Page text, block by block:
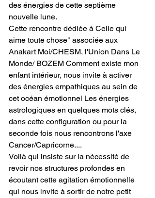
des énergies de cette septième
nouvelle lune.
Cette rencontre dédiée à Celle qui
aime toute chose" associée aux
Anakart Moi/CHESM, l'Union Dans Le
Monde/ BOZEM Comment existe mon
enfant intérieur, nous invite à activer
des énergies empathiques au sein de
cet océan émotionnel Les énergies
astrologiques en quelques mots clés,
dans cette configuration ou pour la
seconde fois nous rencontrons l'axe
Cancer/Capricorne....
Voilà qui insiste sur la nécessité de
revoir nos structures profondes en
écoutant cette agitation émotionnelle
qui nous invite à sortir de notre petit